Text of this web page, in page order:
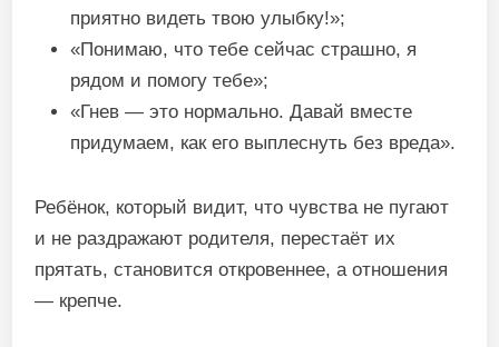
приятно видеть твою улыбку!»;
«Понимаю, что тебе сейчас страшно, я
рядом и помогу тебе»;
«Гнев — это нормально. Давай вместе
придумаем, как его выплеснуть без вреда».
Ребёнок, который видит, что чувства не пугают
и не раздражают родителя, перестаёт их
прятать, становится откровеннее, а отношения
— крепче.